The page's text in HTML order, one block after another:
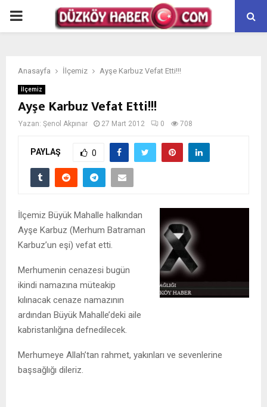
PRIMARY
Anasayfa İlçemiz Ayşe Karbuz Vefat Etti!!!
İlçemiz
Ayşe Karbuz Vefat Etti!!!
Yazan: Şenol Akpınar 27 Mart 2012 0 708
PAYLAŞ 0
İlçemiz Büyük Mahalle halkından
Ayşe Karbuz (Merhum Batraman
Karbuz’un eşi) vefat etti.
Merhumenin cenazesi bugün
ikindi namazına müteakip
kılınacak cenaze namazının
ardından Büyük Mahalle’deki aile
kabristanlığına defnedilecek.
Merhumeye Allah’tan rahmet, yakınları ve sevenlerine
başsağlığı dileriz.